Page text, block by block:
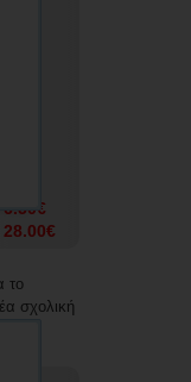
το
σχολική
6.50€
28.00€